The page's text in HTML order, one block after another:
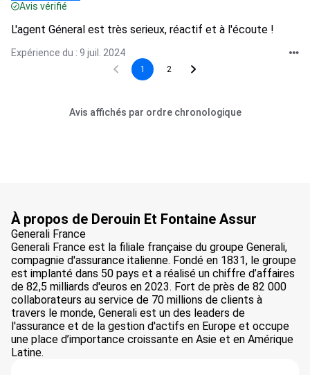
Avis vérifié
L'agent Géneral est très serieux, réactif et à l'écoute !
Expérience du : 9 juil. 2024
1 2
Avis affichés par ordre chronologique
À propos de Derouin Et Fontaine Assur
Generali France
Generali France est la filiale française du groupe Generali,
compagnie d'assurance italienne. Fondé en 1831, le groupe
est implanté dans 50 pays et a réalisé un chiffre d’affaires
de 82,5 milliards d'euros en 2023. Fort de près de 82 000
collaborateurs au service de 70 millions de clients à
travers le monde, Generali est un des leaders de
l'assurance et de la gestion d'actifs en Europe et occupe
une place d’importance croissante en Asie et en Amérique
Latine.